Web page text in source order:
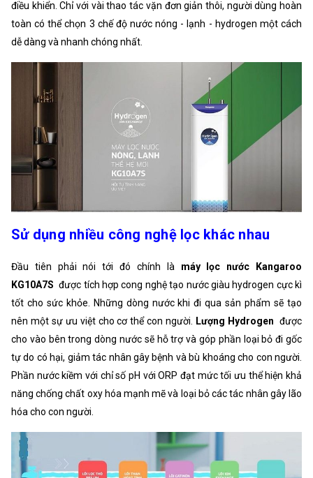
điều khiển. Chỉ với vài thao tác vặn đơn giản thôi, người dùng hoàn
toàn có thể chọn 3 chế độ nước nóng - lạnh - hydrogen một cách
dễ dàng và nhanh chóng nhất.
Sử dụng nhiều công nghệ lọc khác nhau
Đầu tiên phải nói tới đó chính là máy lọc nước Kangaroo
KG10A7S được tích hợp cong nghệ tạo nước giàu hydrogen cực kì
tốt cho sức khỏe. Những dòng nước khi đi qua sản phẩm sẽ tạo
nên một sự ưu việt cho cơ thể con người.
Lượng Hydrogen được
cho vào bên trong dòng nước sẽ hỗ trợ và góp phần loại bỏ đi gốc
tự do có hại, giảm tác nhân gây bệnh và bù khoáng cho con người.
Phần nước kiềm với chỉ số pH với ORP đạt mức tối ưu thể hiện khả
năng chống chất oxy hóa mạnh mẽ và loại bỏ các tác nhân gây lão
hóa cho con người.